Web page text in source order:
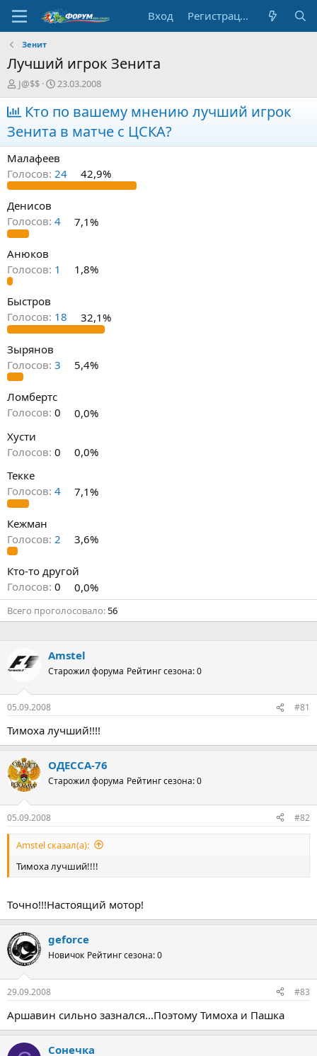
Вход Регистрация
Зенит
Лучший игрок Зенита
А
в
т
о
р
т
е
м
ы
J@$$
Д
а
т
а
н
а
ч
а
л
23.03.2008
Кто по вашему мнению лучший игрок
Зенита в матче с ЦСКА?
Малафеев
Голосов: 24 42,9%
Денисов
Голосов: 4 7,1%
Анюков
Голосов: 1 1,8%
Быстров
Голосов: 18 32,1%
Зырянов
Голосов: 3 5,4%
Ломбертс
Голосов: 0
0,0%
Хусти
Голосов: 0
0,0%
Текке
Голосов: 4 7,1%
Кежман
Голосов: 2 3,6%
Кто-то другой
Голосов: 0 0,0%
Всего проголосовало 56
Amstel
Старожил форума Рейтинг сезона: 0
05.09.2008 #81
Тимоха лучший!!!!
ОДЕССА-76
Старожил форума Рейтинг сезона: 0
05.09.2008 #82
Amstel сказал(а):
Тимоха лучший!!!!
Точно!!!Настоящий мотор!
geforce
Новичок Рейтинг сезона: 0
29.09.2008 #83
Аршавин сильно зазнался...Поэтому Тимоха и Пашка
Сонечка